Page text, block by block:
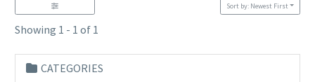
Showing 1 - 1 of 1
Sort by: Newest First
CATEGORIES